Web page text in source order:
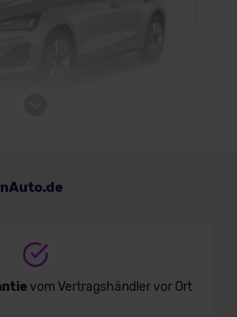
vom Vertragshändler vor Ort